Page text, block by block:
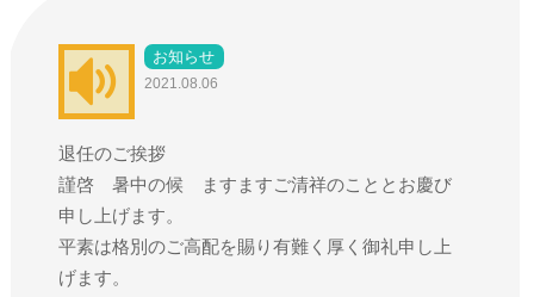
お知らせ
2021.08.06
退任のご挨拶
謹啓 暑中の候 ますますご清祥のこととお慶び
申し上げます。
平素は格別のご高配を賜り有難く厚く御礼申し上
げます。